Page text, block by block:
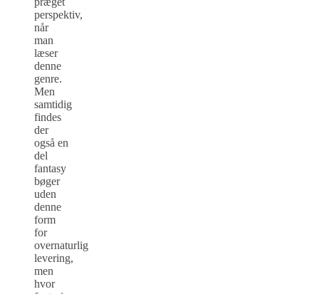
perspektiv,
når
man
læser
denne
genre.
Men
samtidig
findes
der
også en
del
fantasy
bøger
uden
denne
form
for
overnaturlig
levering,
men
hvor